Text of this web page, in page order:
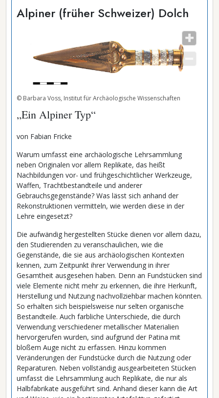
Alpiner (früher Schweizer) Dolch
© Barbara Voss, Institut für Archäologische Wissenschaften
„Ein Alpiner Typ“
von Fabian Fricke
Warum umfasst eine archäologische Lehrsammlung
neben Originalen vor allem Replikate, das heißt
Nachbildungen vor- und frühgeschichtlicher Werkzeuge,
Waffen, Trachtbestandteile und anderer
Gebrauchsgegenstände? Was lässt sich anhand der
Rekonstruktionen vermitteln, wie werden diese in der
Lehre eingesetzt?
Die aufwändig hergestellten Stücke dienen vor allem dazu,
den Studierenden zu veranschaulichen, wie die
Gegenstände, die sie aus archäologischen Kontexten
kennen, zum Zeitpunkt ihrer Verwendung in ihrer
Gesamtheit ausgesehen haben. Denn an Fundstücken sind
viele Elemente nicht mehr zu erkennen, die ihre Herkunft,
Herstellung und Nutzung nachvollziehbar machen könnten.
So erhalten sich beispielsweise nur selten organische
Bestandteile. Auch farbliche Unterschiede, die durch
Verwendung verschiedener metallischer Materialien
hervorgerufen wurden, sind aufgrund der Patina mit
bloßem Auge nicht zu erfassen. Hinzu kommen
Veränderungen der Fundstücke durch die Nutzung oder
Reparaturen. Neben vollständig ausgearbeiteten Stücken
umfasst die Lehrsammlung auch Replikate, die nur als
Halbfabrikate ausgeführt sind. Anhand dieser kann die Art